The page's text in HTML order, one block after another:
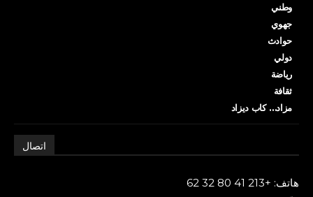
وطني
جهوي
حوادث
دولي
رياضة
ثقافة
مزاد… كاب ديزاد
اتصال
هاتف: +213 41 80 32 62